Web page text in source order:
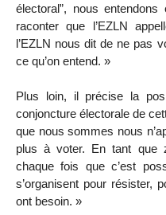
électoral”, nous
raconter que l’EZLN
l’EZLN nous dit de ne pas
ce qu’on entend. »
Plus loin, il précise la
conjoncture électorale de
que nous sommes nous
plus à voter. En tant que
chaque fois que c’est
s’organisent pour résister,
ont besoin. »